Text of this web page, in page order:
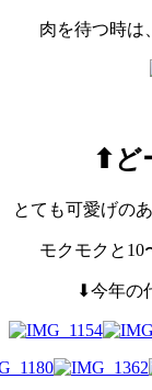
肉を待つ時は
⬆︎ど
とても可愛げの
モクモクと10
⬇︎今年の